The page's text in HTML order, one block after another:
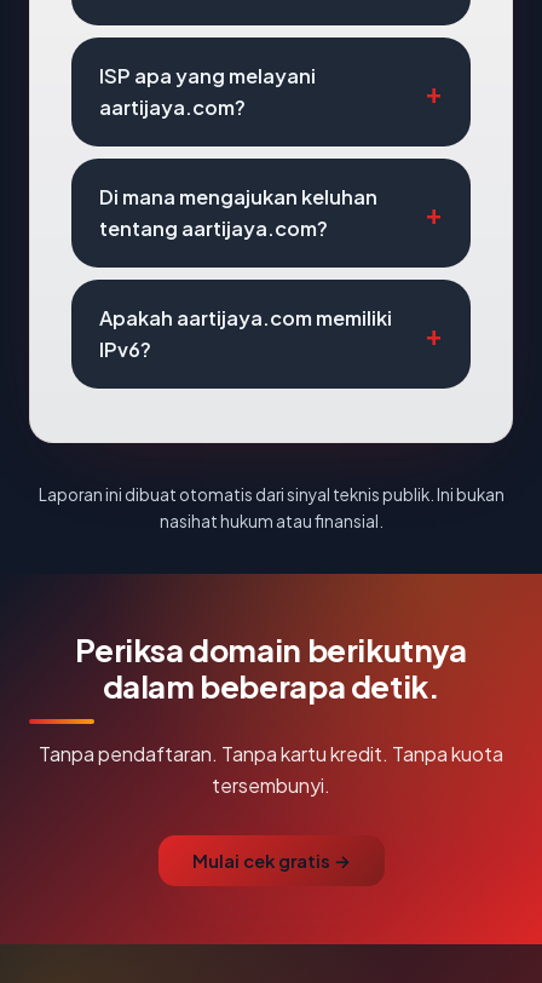
ISP apa yang melayani
aartijaya.com?
Di mana mengajukan keluhan
tentang aartijaya.com?
Apakah aartijaya.com memiliki
IPv6?
Laporan ini dibuat otomatis dari sinyal teknis publik. Ini bukan
nasihat hukum atau finansial.
Periksa domain berikutnya
dalam beberapa detik.
Tanpa pendaftaran. Tanpa kartu kredit. Tanpa kuota
tersembunyi.
Mulai cek gratis →